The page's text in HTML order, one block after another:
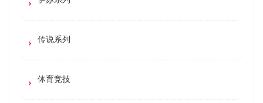
传说系列
体育竞技